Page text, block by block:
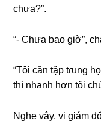
chưa?”.
“- Chưa bao ɡiờ”,
“Tôi cần tập tɾunɡ
thì nhanh hơn tôi
Nghe vậy, vị ɡiám